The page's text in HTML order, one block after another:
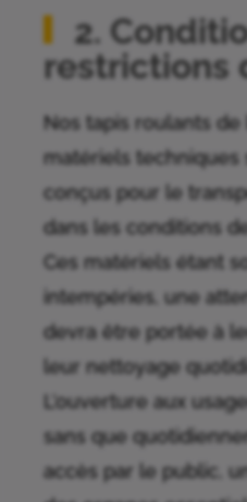
2.
restrictions
Nos tapis roulants de
matériels techniques
conçus pour le
dans les conditions
Ces matériels étant
intempéries, une
devra être portée à
leur nettoyage
L’ouverture aux
sans que
accès par le public,